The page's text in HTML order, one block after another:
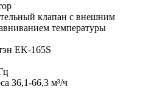
клапан с внешним
температуры
EK-165S
36,1-66,3 м³/ч